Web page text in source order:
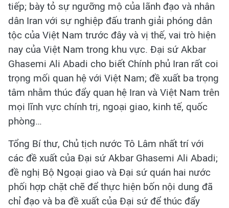
tiếp; bày tỏ sự ngưỡng mộ của lãnh đạo và nhân
dân Iran với sự nghiệp đấu tranh giải phóng dân
tộc của Việt Nam trước đây và vị thế, vai trò hiện
nay của Việt Nam trong khu vực. Đại sứ Akbar
Ghasemi Ali Abadi cho biết Chính phủ Iran rất coi
trọng mối quan hệ với Việt Nam; đề xuất ba trọng
tâm nhằm thúc đẩy quan hệ Iran và Việt Nam trên
mọi lĩnh vực chính trị, ngoại giao, kinh tế, quốc
phòng…
Tổng Bí thư, Chủ tịch nước Tô Lâm nhất trí với
các đề xuất của Đại sứ Akbar Ghasemi Ali Abadi;
đề nghị Bộ Ngoại giao và Đại sứ quán hai nước
phối hợp chặt chẽ để thực hiện bốn nội dung đã
chỉ đạo và ba đề xuất của Đại sứ để thúc đẩy